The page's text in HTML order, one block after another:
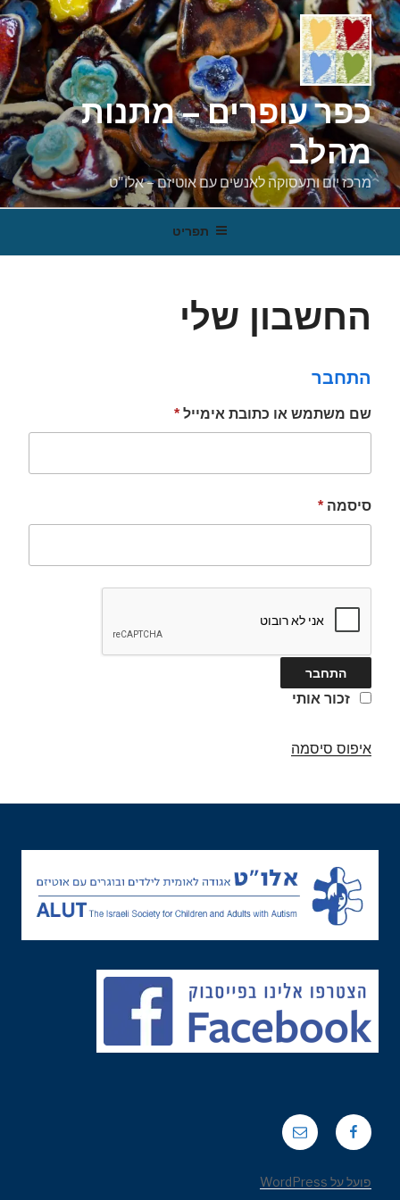
דילוג
לתוכן
כפר עופרים – מתנות
מהלב
מרכז יום ותעסוקה לאנשים עם אוטיזם – אלו"ט
תפריט
החשבון שלי
התחבר
שם משתמש או כתובת אימייל *
סיסמה *
זכור אותי
איפוס סיסמה
פייסבוק אימייל
פועל על WordPress